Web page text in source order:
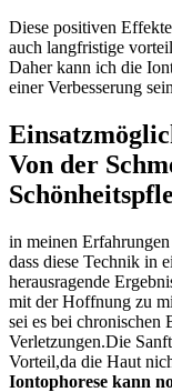
Diese positiven
auch langfristige
Daher ‌kann ich die
einer Verbesserung
Von der
in meinen
dass diese Technik in
herausragende
mit der Hoffnung zu⁤
sei es bei chronischen
Verletzungen.Die
Vorteil,da die Haut
Iontophorese kann‍